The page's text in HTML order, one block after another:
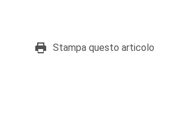
Stampa questo articolo